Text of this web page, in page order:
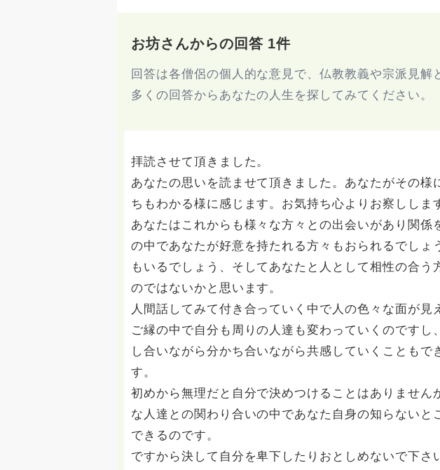
お坊さんからの回答 1件
回答は各僧侶の個人的な意見で、仏教教義や宗派見解
多くの回答からあなたの人生を探してみてください。
拝読させて頂きました。
あなたの思いを読ませて頂きました。あなたがその様
ちもわかる様に感じます。お気持ち心よりお察ししま
あなたはこれからも様々な方々との出会いがあり関係
の中であなたが好意を持たれる方々もおられるでしょ
もいるでしょう、そしてあなたと人として相性の合う
のではないかと思います。
人間話してみて付き合っていく中で人の色々な面が見
ご縁の中で自分も周りの人達も変わっていくのですし
し合いながら分かち合いながら共感していくこともで
す。
初めから無理だと自分で決めつけることはありません
な人達との関わり合いの中であなた自身の知らないと
できるのです。
ですから決して自分を卑下したりおとしめないで下さ